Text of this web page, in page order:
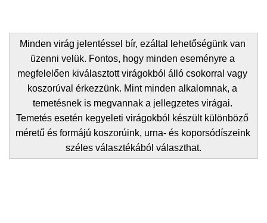
Minden virág jelentéssel bír, ezáltal lehetőségünk van
üzenni velük. Fontos, hogy minden eseményre a
megfelelően kiválasztott virágokból álló csokorral vagy
koszorúval érkezzünk. Mint minden alkalomnak, a
Temetés esetén kegyeleti virágokból készült különböző
méretű és formájú koszorúink, urna- és koporsódíszeink
széles választékából választhat.